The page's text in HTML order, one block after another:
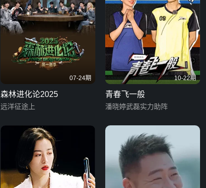
07-24期
森林进化论2025
远洋征途上
10-22期
青春飞一般
潘晓婷武磊实力助阵